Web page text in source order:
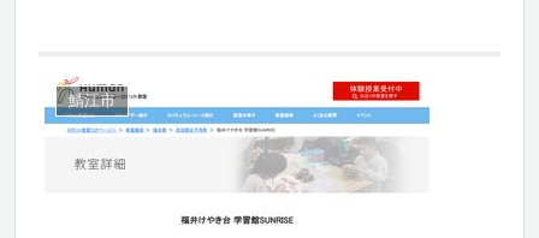
鯖江市